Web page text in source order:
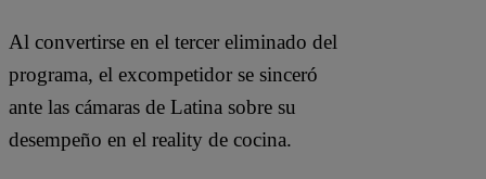
Al convertirse en el tercer eliminado del
programa, el excompetidor se sinceró
ante las cámaras de Latina sobre su
desempeño en el reality de cocina.